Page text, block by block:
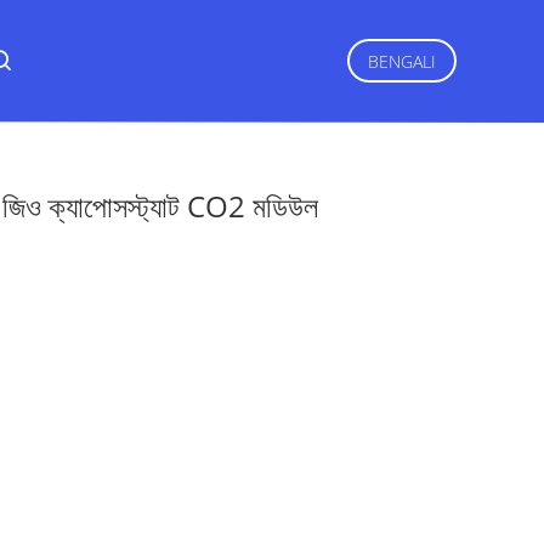
BENGALI
জিও ক্যাপোসস্ট্যাট CO2 মডিউল